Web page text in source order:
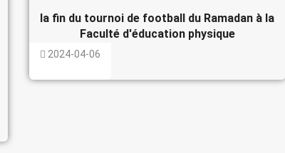
la fin du tournoi de football du Ramadan à la
Faculté d'éducation physique
2024-04-06